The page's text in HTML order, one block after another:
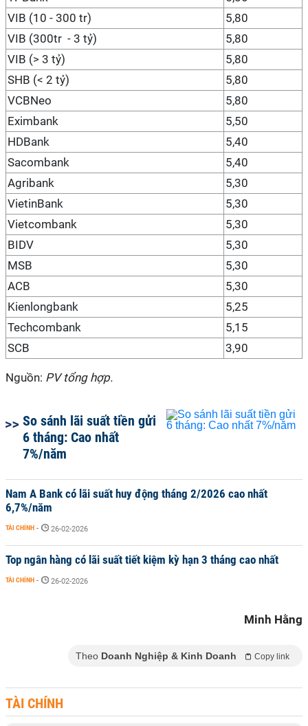
VIB (10 - 300 tr)
5,80
VIB (300tr - 3 tỷ)
5,80
VIB (> 3 tỷ)
5,80
SHB (< 2 tỷ)
5,80
VCBNeo
5,80
Eximbank
5,50
HDBank
5,40
Sacombank
5,40
Agribank
5,30
VietinBank
5,30
Vietcombank
5,30
BIDV
5,30
MSB
5,30
ACB
5,30
Kienlongbank
5,25
Techcombank
5,15
SCB
3,90
Nguồn: PV tổng hợp.
So sánh lãi suất tiền gửi
6 tháng: Cao nhất
7%/năm
Nam A Bank có lãi suất huy động tháng 2/2026 cao nhất
6,7%/năm
TÀI CHÍNH - 26-02-2026
Top ngân hàng có lãi suất tiết kiệm kỳ hạn 3 tháng cao nhất
TÀI CHÍNH - 26-02-2026
Minh Hằng
Theo Doanh Nghiệp & Kinh Doanh Copy link
TÀI CHÍNH